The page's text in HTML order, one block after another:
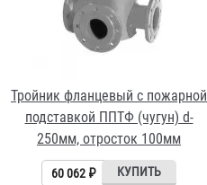
Тройник фланцевый с пожарной
подставкой ППТФ (сталь) d-
250мм, отросток 100мм
12 862 ₽